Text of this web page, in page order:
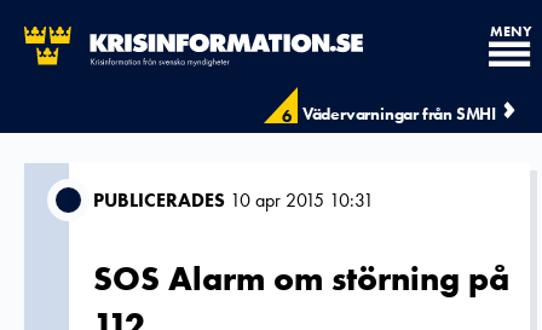
6 Vädervarningar från SMHI
MENY
PUBLICERADES 10 apr 2015 10:31
SOS Alarm om störning på